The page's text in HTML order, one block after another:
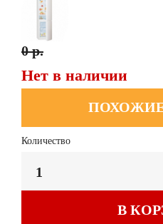
0 р.
Нет в наличии
Количество
В